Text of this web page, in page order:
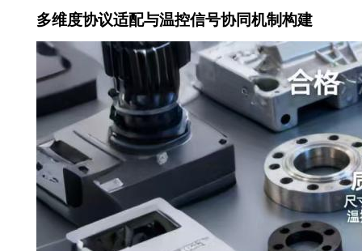
多维度协议适配与温控信号协同机制构建